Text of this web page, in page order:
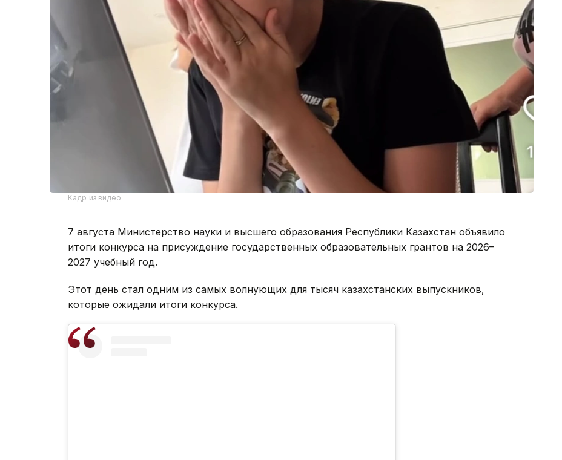
Кадр из видео
7 августа Министерство науки и высшего образования Республики Казахстан объявило
итоги конкурса на присуждение государственных образовательных грантов на 2026–
2027 учебный год.
Этот день стал одним из самых волнующих для тысяч казахстанских выпускников,
которые ожидали итоги конкурса.